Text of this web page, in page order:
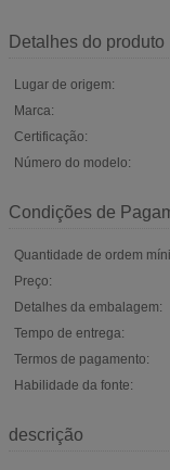
Detalhes do produto
Lugar de origem:
Marca:
Certificação:
Número do modelo:
Condições de
Quantidade de ordem
Preço:
Detalhes da embalagem:
Tempo de entrega:
Termos de pagamento:
Habilidade da fonte:
descrição